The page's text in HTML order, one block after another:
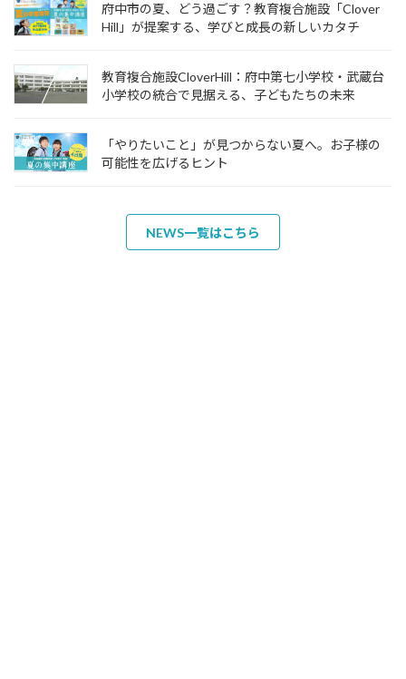
府中市の夏、どう過ごす？教育複合施設「Clover
Hill」が提案する、学びと成長の新しいカタチ
教育複合施設CloverHill：府中第七小学校・武蔵台
小学校の統合で見据える、子どもたちの未来
「やりたいこと」が見つからない夏へ。お子様の
可能性を広げるヒント
NEWS一覧はこちら